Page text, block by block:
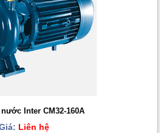
Inter CM32-160A
Liên hệ